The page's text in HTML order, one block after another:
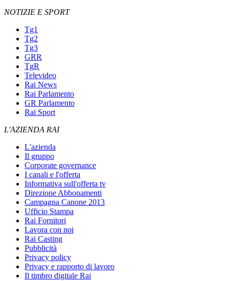
NOTIZIE E SPORT
Tg1
Tg2
Tg3
GRR
TgR
Televideo
Rai News
Rai Parlamento
GR Parlamento
Rai Sport
L'AZIENDA RAI
L'azienda
Il gruppo
Corporate governance
I canali e l'offerta
Informativa sull'offerta tv
Direzione Abbonamenti
Campagna Canone 2013
Ufficio Stampa
Rai Fornitori
Lavora con noi
Rai Casting
Pubblicità
Privacy policy
Privacy e rapporto di lavoro
Il timbro digitale Rai